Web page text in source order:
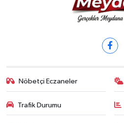
Nöbetçi Eczaneler
Trafik Durumu